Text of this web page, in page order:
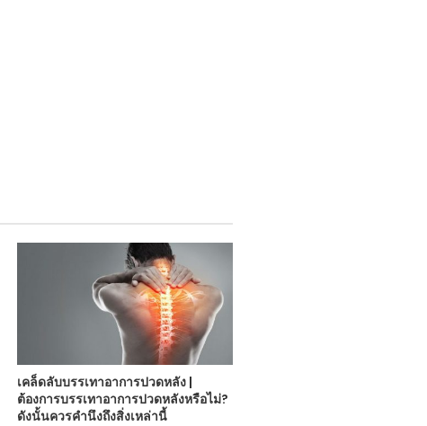
เคล็ดลับบรรเทาอาการปวดหลัง |
ต้องการบรรเทาอาการปวดหลังหรือไม่?
ดังนั้นควรคำนึงถึงสิ่งเหล่านี้